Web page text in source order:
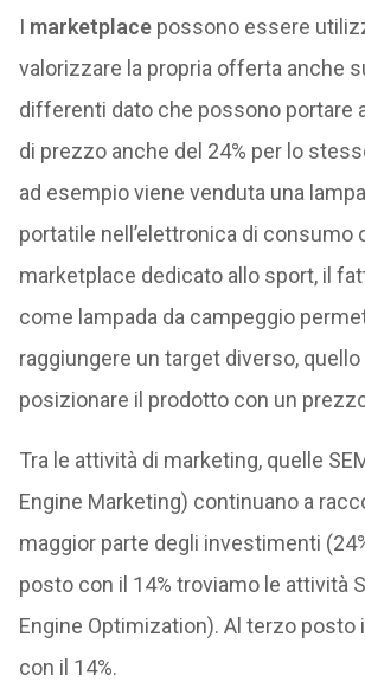
I marketplacepossono essere
valorizzare la propria offerta anche
differenti dato che possono portare
di prezzo anche del 24% per lo
ad esempio viene venduta una
portatile nell’elettronica di consumo
marketplace dedicato allo sport, il
come lampada da campeggio
raggiungere un target diverso,
posizionare il prodotto con un
Tra le attività di marketing, quelle
Engine Marketing) continuano a
maggior parte degli investimenti
posto con il 14% troviamo le attività
Engine Optimization). Al terzo posto
con il 14%.